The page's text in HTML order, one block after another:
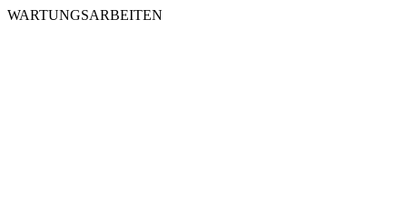
WARTUNGSARBEITEN